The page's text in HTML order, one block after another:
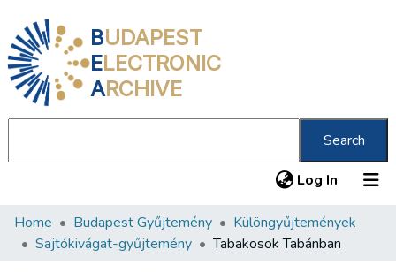
BUDAPEST
ELECTRONIC
ARCHIVE
Search
Log In (current)
Communities & Collections
Home Budapest Gyűjtemény
Különgyűjtemények
Sajtókivágat-gyűjtemény
Tabakosok Tabánban